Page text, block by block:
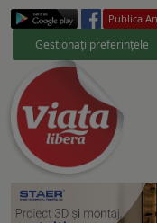
Publica
Gestionați preferințele